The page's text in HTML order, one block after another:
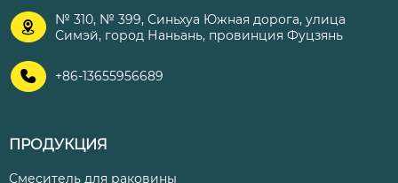

№ 310, № 399, Синьхуа Южная дорога, улица
Симэй, город Наньань, провинция Фуцзянь
 +86-13655956689
ПРОДУКЦИЯ
Смеситель для раковины